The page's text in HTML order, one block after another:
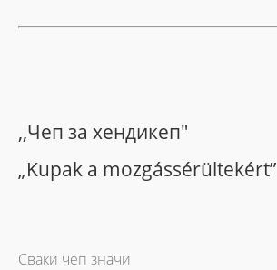
,,Чеп за хендикеп"
„Kupak a mozgássérültekért”
Сваки чеп значи